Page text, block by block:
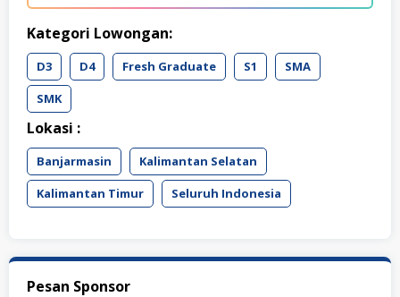
Kategori Lowongan:
D3 D4 Fresh Graduate S1
SMA
SMK
Lokasi :
Banjarmasin
Kalimantan Selatan
Kalimantan Timur
Seluruh Indonesia
Pesan Sponsor